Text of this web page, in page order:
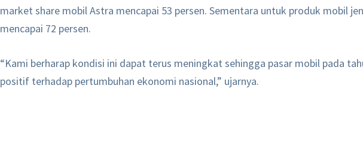
market share mobil Astra mencapai 53 persen. Sementara untuk produk mobil
mencapai 72 persen.
“Kami berharap kondisi ini dapat terus meningkat sehingga pasar mobil pada
positif terhadap pertumbuhan ekonomi nasional,” ujarnya.